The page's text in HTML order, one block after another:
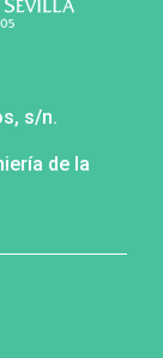
s/n.
de la